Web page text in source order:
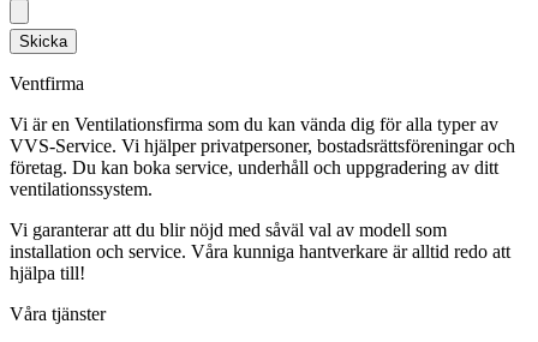
Skicka
Ventfirma
Vi är en Ventilationsfirma som du kan vända dig för alla typer av
VVS-Service. Vi hjälper privatpersoner, bostadsrättsföreningar och
företag. Du kan boka service, underhåll och uppgradering av ditt
ventilationssystem.
Vi garanterar att du blir nöjd med såväl val av modell som
installation och service. Våra kunniga hantverkare är alltid redo att
hjälpa till!
Våra tjänster